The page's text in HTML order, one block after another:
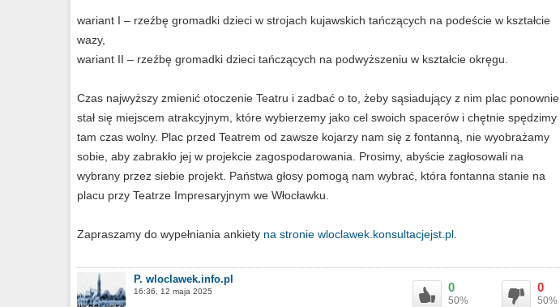
wariant I – rzeźbę gromadki dzieci w strojach kujawskich tańczących na podeście w kształcie
wazy,
wariant II – rzeźbę gromadki dzieci tańczących na podwyższeniu w kształcie okręgu.
Czas najwyższy zmienić otoczenie Teatru i zadbać o to, żeby sąsiadujący z nim plac ponownie
stał się miejscem atrakcyjnym, które wybierzemy jako cel swoich spacerów i chętnie spędzimy
tam czas wolny. Plac przed Teatrem od zawsze kojarzy nam się z fontanną, nie wyobrażamy
sobie, aby zabrakło jej w projekcie zagospodarowania. Prosimy, abyście zagłosowali na
wybrany przez siebie projekt. Państwa głosy pomogą nam wybrać, która fontanna stanie na
placu przy Teatrze Impresaryjnym we Włocławku.
Zapraszamy do wypełniania ankiety na stronie wloclawek.konsultacjejst.pl
P. wloclawek.info.pl
16:36, 12 maja 2025 0
50%
0
50%